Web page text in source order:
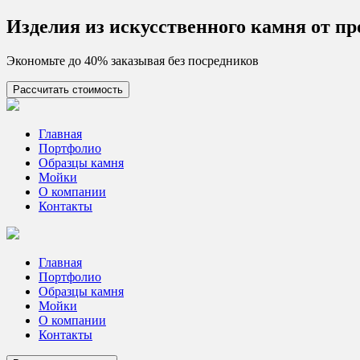
Skip
to
Изделия из искусcтвенного камня от
Экономьте до 40% заказывая без посредников
Рассчитать стоимость
Цех камня
Столешницы из искусственного камня
Главная
Портфолио
Образцы камня
Мойки
О компании
Контакты
Главная
Портфолио
Образцы камня
Мойки
О компании
Контакты